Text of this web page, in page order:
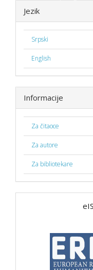
Jezik
Srpski
English
Informacije
Za čitaoce
Za autore
Za bibliotekare